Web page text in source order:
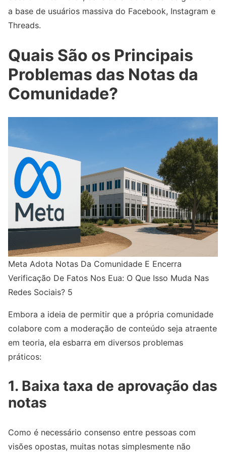
a base de usuários massiva do Facebook, Instagram e
Threads.
Quais São os Principais
Problemas das Notas da
Comunidade?
Meta Adota Notas Da Comunidade E Encerra
Verificação De Fatos Nos Eua: O Que Isso Muda Nas
Redes Sociais? 5
Embora a ideia de permitir que a própria comunidade
colabore com a moderação de conteúdo seja atraente
em teoria, ela esbarra em diversos problemas
práticos:
1. Baixa taxa de aprovação das
notas
Como é necessário consenso entre pessoas com
visões opostas, muitas notas simplesmente não